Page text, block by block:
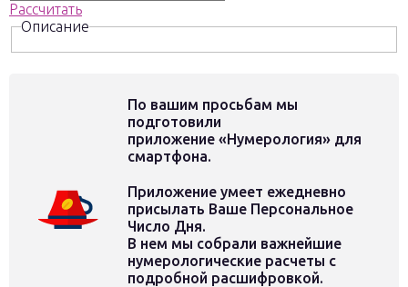
Рассчитать
Описание
По вашим просьбам мы
подготовили
приложение «Нумерология» для
смартфона.
Приложение умеет ежедневно
присылать Ваше Персональное
Число Дня.
В нем мы собрали важнейшие
нумерологические расчеты с
подробной расшифровкой.